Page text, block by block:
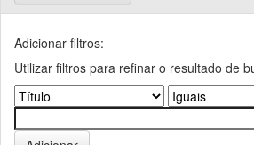
Adicionar filtros:
Utilizar filtros para refinar o resultado de